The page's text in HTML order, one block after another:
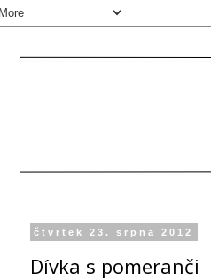
čtvrtek 23. srpna 2012
Dívka s pomeranči